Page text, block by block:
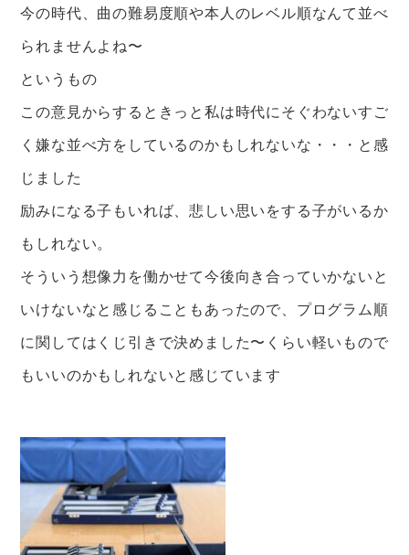
今の時代、曲の難易度順や本人のレベル順なんて並べ
られませんよね〜
というもの
この意見からするときっと私は時代にそぐわないすご
く嫌な並べ方をしているのかもしれないな・・・と感
じました
励みになる子もいれば、悲しい思いをする子がいるか
もしれない。
そういう想像力を働かせて今後向き合っていかないと
いけないなと感じることもあったので、プログラム順
に関してはくじ引きで決めました〜くらい軽いもので
もいいのかもしれないと感じています